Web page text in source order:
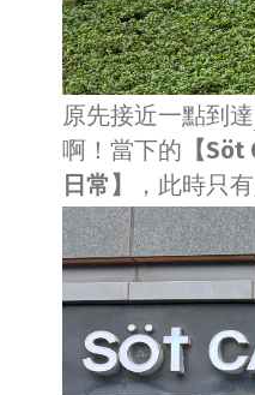
原先接近一點到達
啊！當下的 【
日常】
，此時只